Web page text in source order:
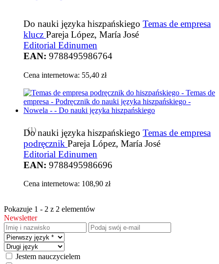
Do nauki języka hiszpańskiego Temas de empresa
klucz Pareja López, María José
Editorial Edinumen
EAN: 9788495986764
Cena internetowa: 55,40 zł
(1)
Do nauki języka hiszpańskiego Temas de empresa
podręcznik Pareja López, María José
Editorial Edinumen
EAN: 9788495986696
Cena internetowa: 108,90 zł
Pokazuje 1 - 2 z 2 elementów
Newsletter
Jestem nauczycielem